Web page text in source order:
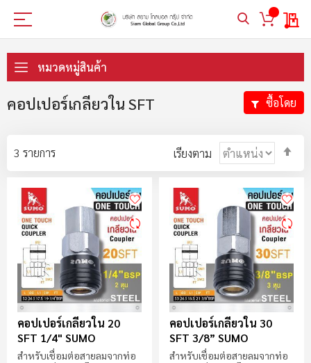
My
ไป
ที่
หมวดหมู่สินค้า
คอปเปอร์เกลียวใน SFT
3 รายการ เรียงตาม
คอปเปอร์เกลียวใน 20
SFT 1/4" SUMO
สำหรับเชื่อมต่อสายลมจากท่อ
คอปเปอร์เกลียวใน 30
SFT 3/8” SUMO
สำหรับเชื่อมต่อสายลมจากท่อ
ซื้อโดย